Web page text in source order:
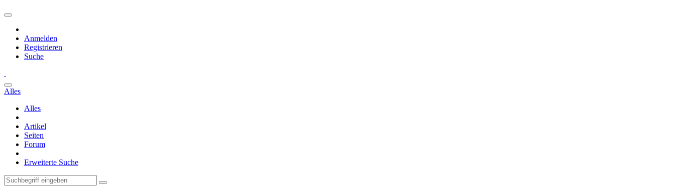
Anmelden
Registrieren
Suche
Alles
Alles
Artikel
Seiten
Forum
Erweiterte Suche